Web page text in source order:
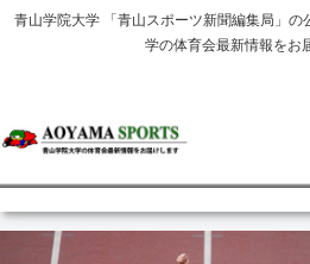
青山学院大学 「青山スポーツ新聞編集局」
学の体育会最新情報をお